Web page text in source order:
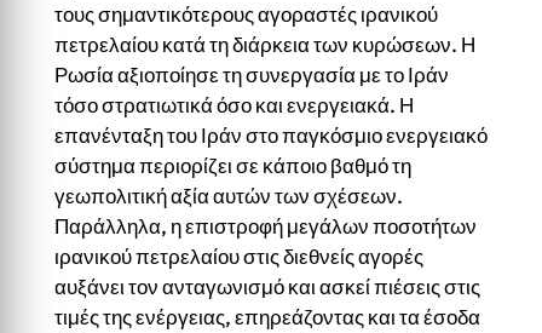
τους σημαντικότερους αγοραστές ιρανικού
πετρελαίου κατά τη διάρκεια των κυρώσεων. Η
Ρωσία αξιοποίησε τη συνεργασία με το Ιράν
τόσο στρατιωτικά όσο και ενεργειακά. Η
επανένταξη του Ιράν στο παγκόσμιο ενεργειακό
σύστημα περιορίζει σε κάποιο βαθμό τη
γεωπολιτική αξία αυτών των σχέσεων.
Παράλληλα, η επιστροφή μεγάλων ποσοτήτων
ιρανικού πετρελαίου στις διεθνείς αγορές
αυξάνει τον ανταγωνισμό και ασκεί πιέσεις στις
τιμές της ενέργειας, επηρεάζοντας και τα έσοδα